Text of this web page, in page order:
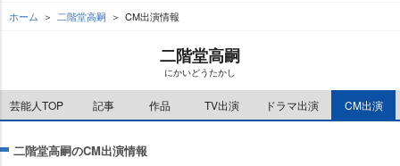
ホーム 二階堂高嗣 CM出演情報
二階堂高嗣
にかいどうたかし
芸能人TOP 記事 作品 TV出演 ドラマ出演 CM出演
二階堂高嗣のCM出演情報